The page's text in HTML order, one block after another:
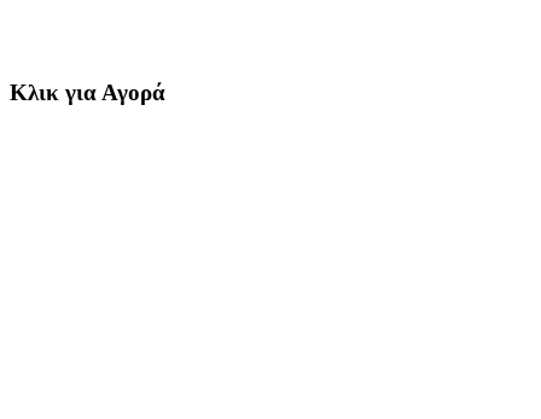
Κλικ για Αγορά